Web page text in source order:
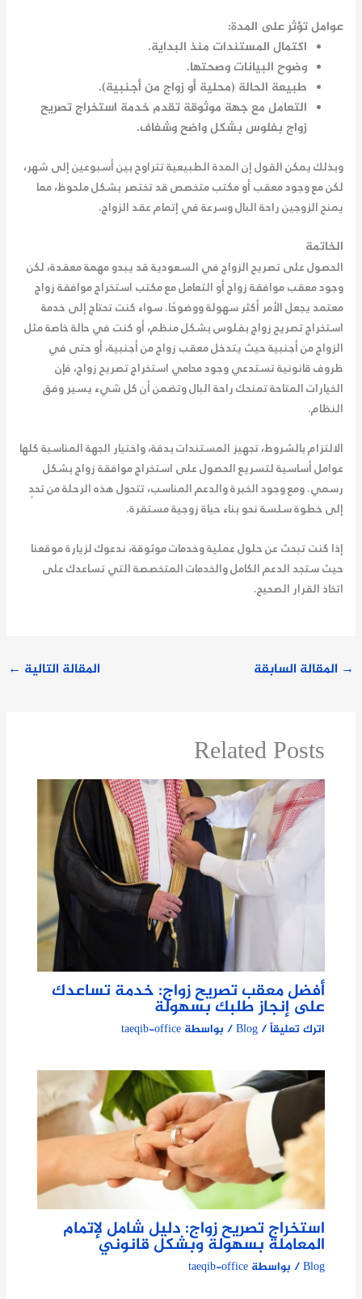
عوامل تؤثر على المدة:
اكتمال المستندات منذ البداية.
وضوح البيانات وصحتها.
طبيعة الحالة (محلية أو زواج من أجنبية).
التعامل مع جهة موثوقة تقدم خدمة استخراج تصريح
زواج بفلوس بشكل واضح وشفاف.
وبذلك يمكن القول إن المدة الطبيعية تتراوح بين أسبوعين إلى شهر،
لكن مع وجود معقب أو مكتب متخصص قد تختصر بشكل ملحوظ، مما
يمنح الزوجين راحة البال وسرعة في إتمام عقد الزواج.
الخاتمة
الحصول على تصريح الزواج في السعودية قد يبدو مهمة معقدة، لكن
وجودمعقب موافقة زواجأو التعامل مع مكتب استخراج موافقة زواج
معتمد يجعل الأمر أكثر سهولة ووضوحًا. سواء كنت تحتاج إلى خدمة
استخراج تصريح زواج بفلوس بشكل منظم، أو كنت في حالة خاصة مثل
الزواج من أجنبية حيث يتدخل معقب زواج من أجنبية، أو حتى في
ظروف قانونية تستدعي وجود محامي استخراج تصريح زواج، فإن
الخيارات المتاحة تمنحك راحة البال وتضمن أن كل شيء يسير وفق
النظام.
الالتزام بالشروط، تجهيز المستندات بدقة، واختيار الجهة المناسبة كلها
عوامل أساسية لتسريع الحصول على استخراج موافقة زواج بشكل
رسمي. ومع وجود الخبرة والدعم المناسب، تتحول هذه الرحلة من تحدٍ
إلى خطوة سلسة نحو بناء حياة زوجية مستقرة.
إذا كنت تبحث عن حلول عملية وخدمات موثوقة، ندعوك لزيارة موقعنا
حيث ستجد الدعم الكامل والخدمات المتخصصة التي تساعدك على
اتخاذ القرار الصحيح.
→ المقالة السابقة المقالة التالية ←
Related Posts
أفضل معقب تصريح زواج: خدمة تساعدك
على إنجاز طلبك بسهولة
اترك تعليقاً/
Blog/ بواسطة taeqib-office
استخراج تصريح زواج: دليل شامل لإتمام
المعاملة بسهولة وبشكل قانوني
Blog/ بواسطة taeqib-office